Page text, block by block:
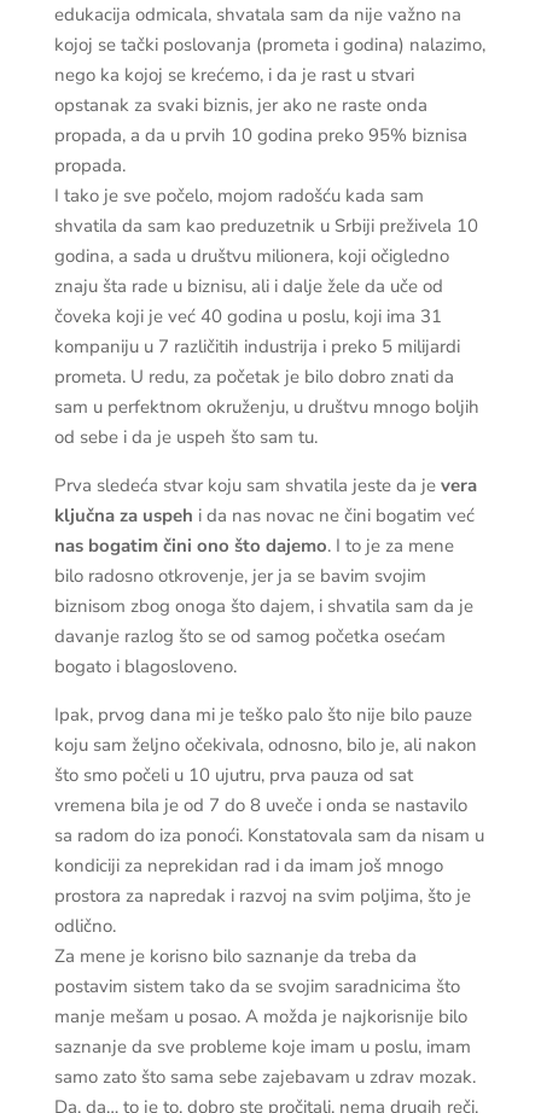
edukacija odmicala, shvatala sam da nije važno na
kojoj se tački poslovanja (prometa i godina) nalazimo,
nego ka kojoj se krećemo, i da je rast u stvari
opstanak za svaki biznis, jer ako ne raste onda
propada, a da u prvih 10 godina preko 95% biznisa
propada.
I tako je sve počelo, mojom radošću kada sam
shvatila da sam kao preduzetnik u Srbiji preživela 10
godina, a sada u društvu milionera, koji očigledno
znaju šta rade u biznisu, ali i dalje žele da uče od
čoveka koji je već 40 godina u poslu, koji ima 31
kompaniju u 7 različitih industrija i preko 5 milijardi
prometa. U redu, za početak je bilo dobro znati da
sam u perfektnom okruženju, u društvu mnogo boljih
od sebe i da je uspeh što sam tu.
Prva sledeća stvar koju sam shvatila jeste da je vera
ključna za uspeh i da nas novac ne čini bogatim već
nas bogatim čini ono što dajemo. I to je za mene
bilo radosno otkrovenje, jer ja se bavim svojim
biznisom zbog onoga što dajem, i shvatila sam da je
davanje razlog što se od samog početka osećam
bogato i blagosloveno.
Ipak, prvog dana mi je teško palo što nije bilo pauze
koju sam željno očekivala, odnosno, bilo je, ali nakon
što smo počeli u 10 ujutru, prva pauza od sat
vremena bila je od 7 do 8 uveče i onda se nastavilo
sa radom do iza ponoći. Konstatovala sam da nisam u
kondiciji za neprekidan rad i da imam još mnogo
prostora za napredak i razvoj na svim poljima, što je
odlično.
Za mene je korisno bilo saznanje da treba da
postavim sistem tako da se svojim saradnicima što
manje mešam u posao. A možda je najkorisnije bilo
saznanje da sve probleme koje imam u poslu, imam
samo zato što sama sebe zajebavam u zdrav mozak.
Da, da… to je to, dobro ste pročitali, nema drugih reči,